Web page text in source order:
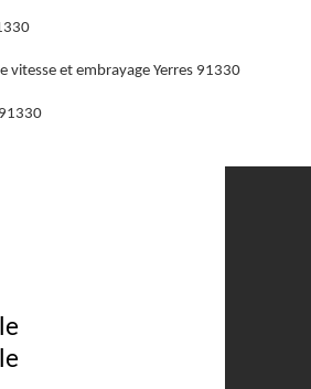
vitesse et embrayage Yerres 91330